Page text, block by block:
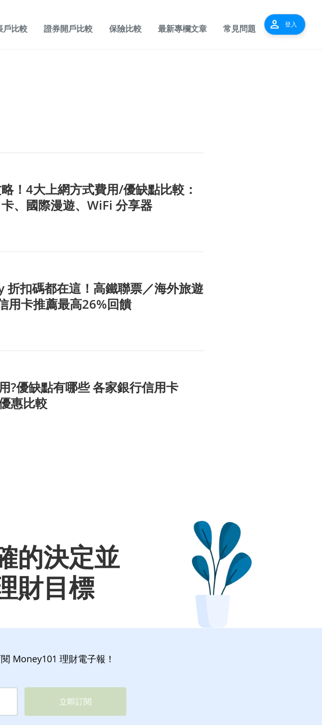
戶比較 證券開戶比較 保險比較 最新專欄文章 常見問題 person 登入
！4大上網方式費用/優缺點比較：
、國際漫遊、WiFi 分享器
折扣碼都在這！高鐵聯票／海外旅遊
用卡推薦最高26%回饋
?優缺點有哪些 各家銀行信用卡
惠比較
的決定並
財目標
Money101 理財電子報！